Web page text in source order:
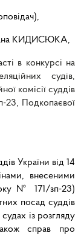
КИДИСЮКА,
в конкурсі на
судів,
комісії суддів
23, Подкопаєвої
України від 14
внесеними
№ 171/зп-23)
посад суддів
із розгляду
справ про